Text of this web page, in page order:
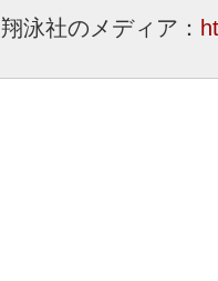
翔泳社のメディア：